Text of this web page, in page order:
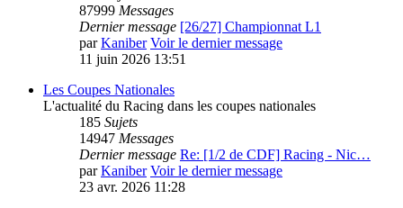
87999 Messages
Dernier message [26/27] Championnat L1
parKaniber Voir le dernier message
11 juin 2026 13:51
Les Coupes Nationales
L'actualité du Racing dans les coupes nationales
185 Sujets
14947 Messages
Dernier message Re: [1/2 de CDF] Racing - Nic…
parKaniber Voir le dernier message
23 avr. 2026 11:28